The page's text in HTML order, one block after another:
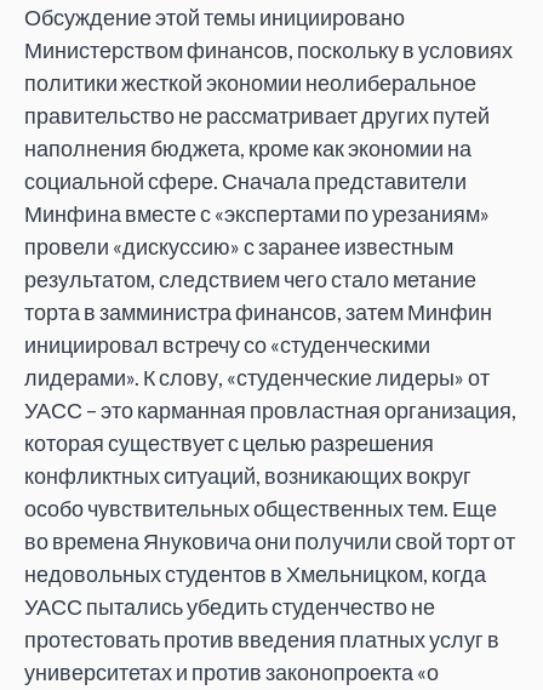
Обсуждение этой темы инициировано
Министерством финансов, поскольку в условиях
политики жесткой экономии неолиберальное
правительство не рассматривает других путей
наполнения бюджета, кроме как экономии на
социальной сфере. Сначала представители
Минфина вместе с «экспертами по урезаниям»
провели «дискуссию» с заранее известным
результатом, следствием чего стало метание
торта в замминистра финансов, затем Минфин
инициировал встречу со «студенческими
лидерами». К слову, «студенческие лидеры» от
УАСС – это карманная провластная организация,
которая существует с целью разрешения
конфликтных ситуаций, возникающих вокруг
особо чувствительных общественных тем. Еще
во времена Януковича они получили свой торт от
недовольных студентов в Хмельницком, когда
УАСС пытались убедить студенчество не
протестовать против введения платных услуг в
университетах и против законопроекта «о